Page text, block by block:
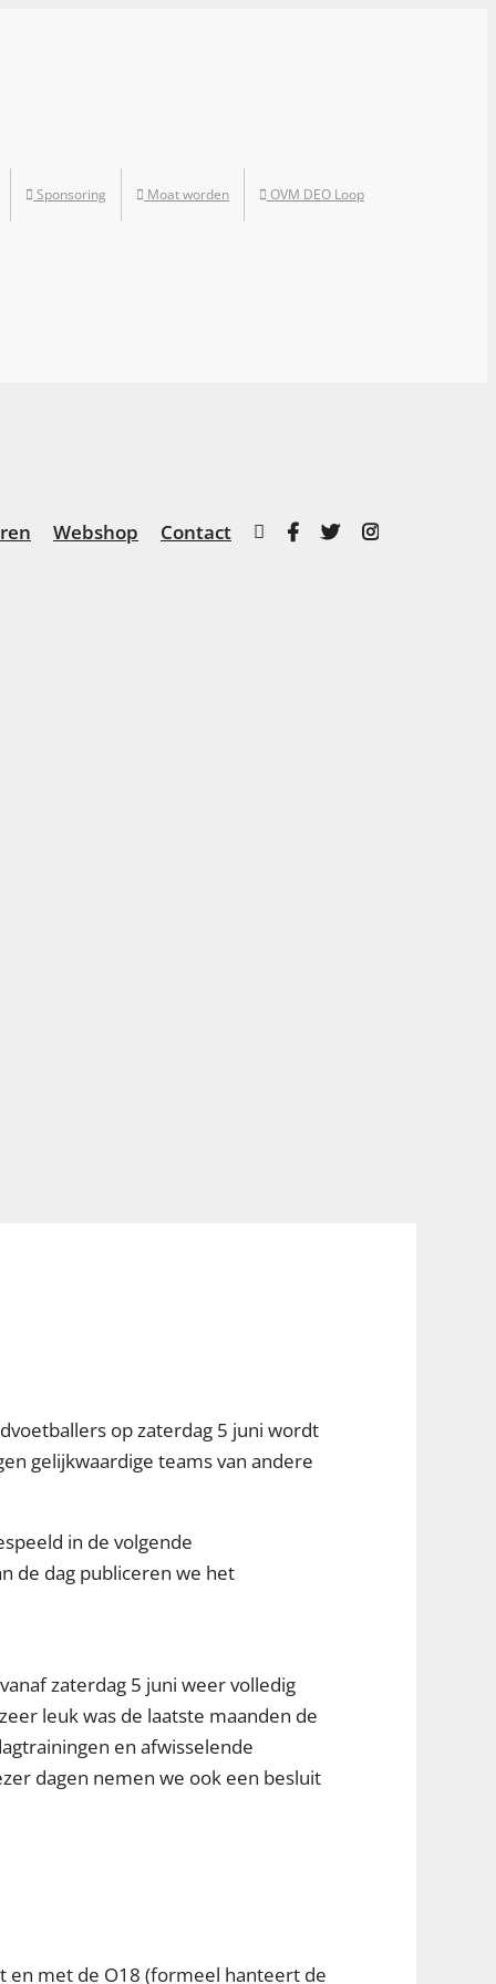
Sponsoring Moat worden OVM DEO Loop
Webshop Contact
op zaterdag 5 juni wordt
gelijkwaardige teams van andere
in de volgende
de dag publiceren we het
zaterdag 5 juni weer volledig
leuk was de laatste maanden de
en afwisselende
dagen nemen we ook een besluit
en met de O18 (formeel hanteert de